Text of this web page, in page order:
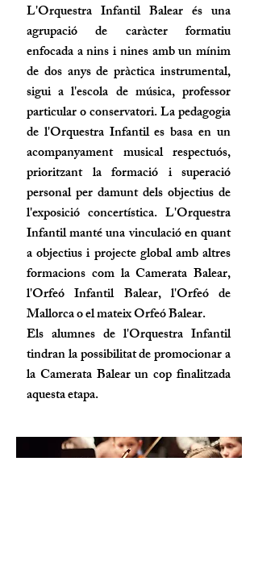
L'Orquestra Infantil Balear és una
agrupació de caràcter formatiu
enfocada a nins i nines amb un mínim
de dos anys de pràctica instrumental,
sigui a l'escola de música, professor
particular o conservatori. La pedagogia
de l'Orquestra Infantil es basa en un
acompanyament musical respectuós,
prioritzant la formació i superació
personal per damunt dels objectius de
l'exposició concertística. L'Orquestra
Infantil manté una vinculació en quant
a objectius i projecte global amb altres
formacions com la Camerata Balear,
l'Orfeó Infantil Balear, l'Orfeó de
Mallorca o el mateix Orfeó Balear.
Els alumnes de l'Orquestra Infantil
tindran la possibilitat de promocionar a
la Camerata Balear un cop finalitzada
aquesta etapa.